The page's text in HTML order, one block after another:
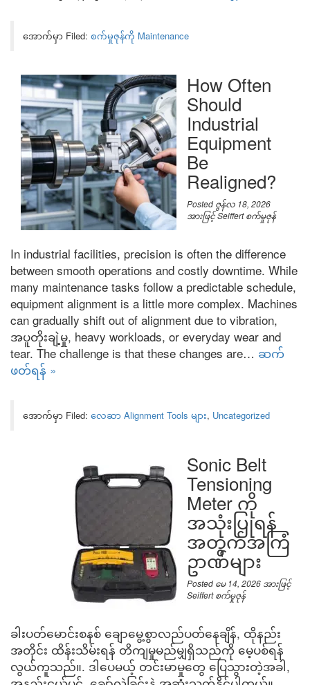
အောက်မှာ Filed: စက်မှုဇုန်ကို Maintenance
How Often
Should
Industrial
Equipment
Be
Realigned?
Posted ဇွန်လ 18, 2026
အားဖြင့်Seiffert စက်မှုဇုန်
In industrial facilities, precision is often the difference
between smooth operations and costly downtime. While
many maintenance tasks follow a predictable schedule,
equipment alignment is a little more complex. Machines
can gradually shift out of alignment due to vibration,
အပူတိုးချဲ့မှု, heavy workloads, or everyday wear and
tear. The challenge is that these changes are… ဆက်
ဖတ်ရန် »
အောက်မှာ Filed: လေဆာ Alignment Tools များ, Uncategorized
Sonic Belt
Tensioning
Meter ကို
အသုံးပြုရန်
အတွက်အကြံ
ဥာဏ်များ
Posted မေ 14, 2026 အားဖြင့်
Seiffert စက်မှုဇုန်
ခါးပတ်မောင်းစနစ် ချောမွေ့စွာလည်ပတ်နေချိန်, ထိုနည်း
အတိုင်း ထိန်းသိမ်းရန် တိကျမှုမည်မျှရှိသည်ကို မေ့ပစ်ရန်
လွယ်ကူသည်။. ဒါပေမယ့် တင်းမာမှုတွေ ပြေသွားတဲ့အခါ,